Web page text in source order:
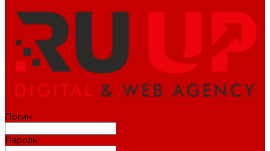
Логин
Пароль